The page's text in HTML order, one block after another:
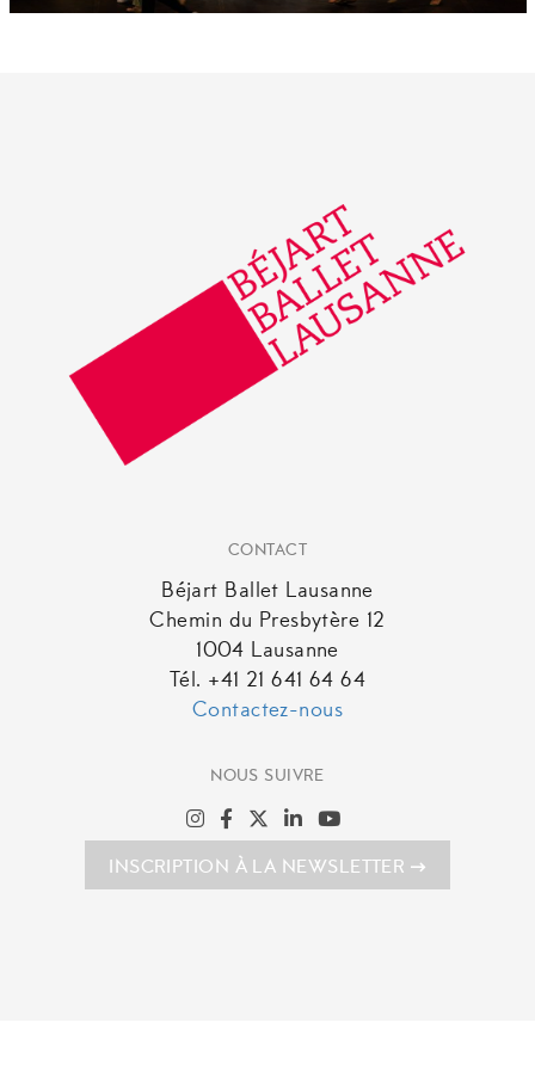
CONTACT
Béjart Ballet Lausanne
Chemin du Presbytère 12
1004 Lausanne
Tél. +41 21 641 64 64
Contactez-nous
NOUS SUIVRE
INSCRIPTION À LA NEWSLETTER